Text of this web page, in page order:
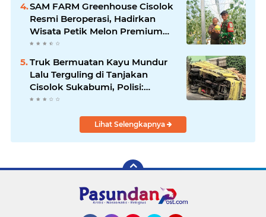
SAM FARM Greenhouse Cisolok
Resmi Beroperasi, Hadirkan
Wisata Petik Melon Premium
dan Edukasi Pertanian Modern
di Sukabumi
Truk Bermuatan Kayu Mundur
Lalu Terguling di Tanjakan
Cisolok Sukabumi, Polisi:
Diduga Tak Kuat Menanjak
Lihat Selengkapnya